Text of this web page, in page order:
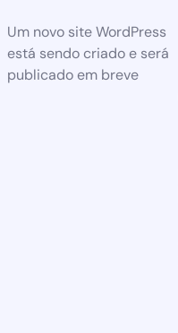
Um novo site WordPress
está sendo criado e será
publicado em breve